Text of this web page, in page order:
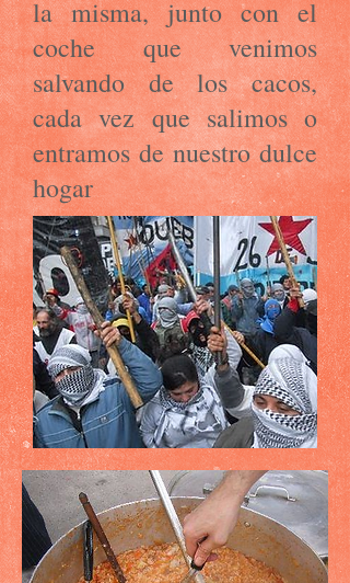
la misma, junto con el
coche que venimos
salvando de los cacos,
cada vez que salimos o
entramos de nuestro dulce
hogar